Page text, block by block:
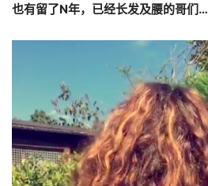
也有留了N年，已经长发及腰的哥们…